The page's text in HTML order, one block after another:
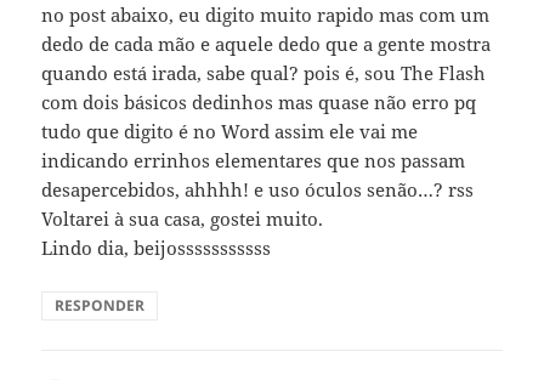
no post abaixo, eu digito muito rapido mas com um
dedo de cada mão e aquele dedo que a gente mostra
quando está irada, sabe qual? pois é, sou The Flash
com dois básicos dedinhos mas quase não erro pq
tudo que digito é no Word assim ele vai me
indicando errinhos elementares que nos passam
desapercebidos, ahhhh! e uso óculos senão…? rss
Voltarei à sua casa, gostei muito.
Lindo dia, beijosssssssssss
RESPONDER